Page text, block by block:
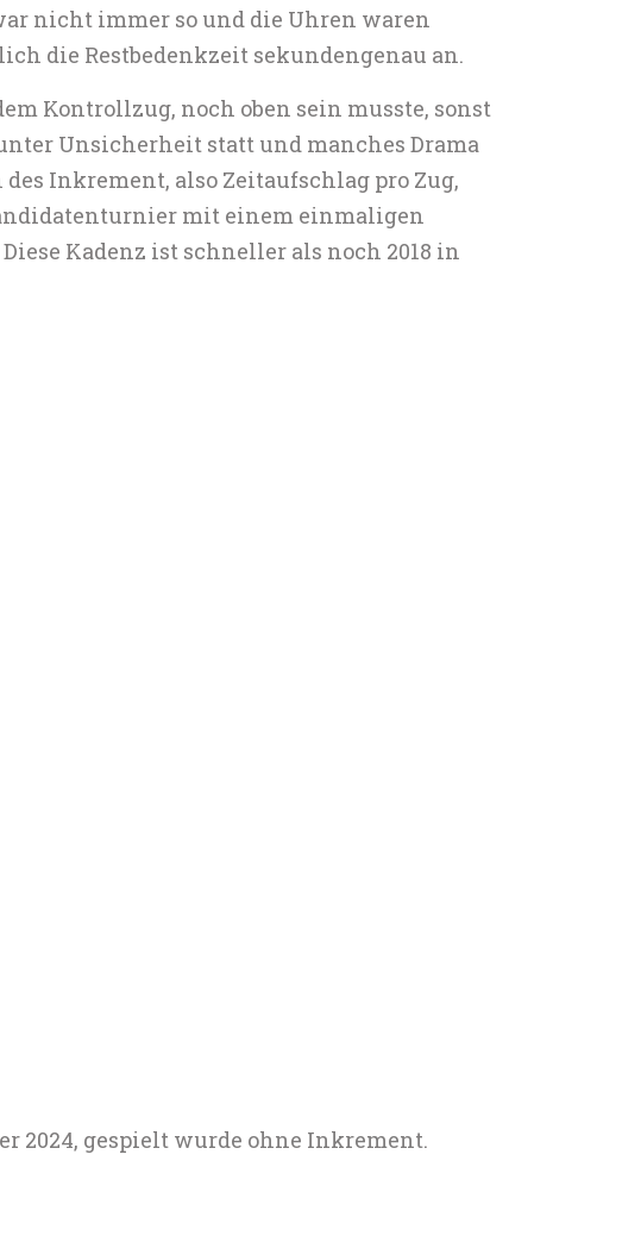
nicht immer so und die Uhren waren
die Restbedenkzeit sekundengenau an.
Kontrollzug, noch oben sein musste, sonst
Unsicherheit statt und manches Drama
Inkrement, also Zeitaufschlag pro Zug,
mit einem einmaligen
Kadenz ist schneller als noch 2018 in
2024, gespielt wurde ohne Inkrement.